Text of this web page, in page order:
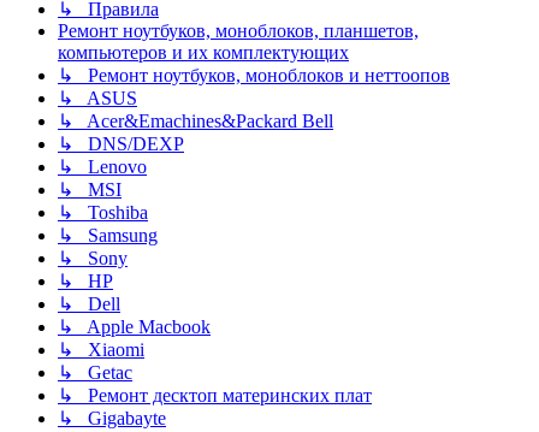
↳ Правила
Ремонт ноутбуков, моноблоков, планшетов,
компьютеров и их комплектующих
↳ Ремонт ноутбуков, моноблоков и неттоопов
↳ ASUS
↳ Acer&Emachines&Packard Bell
↳ DNS/DEXP
↳ Lenovo
↳ MSI
↳ Toshiba
↳ Samsung
↳ Sony
↳ HP
↳ Dell
↳ Apple Macbook
↳ Xiaomi
↳ Getac
↳ Ремонт десктоп материнских плат
↳ Gigabayte